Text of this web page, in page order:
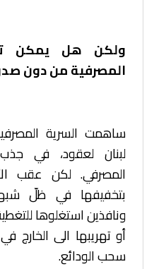
ولكن هل يمكن
المصرفية من دون
ساهمت السرية
لبنان لعقود، في جذب
المصرفي. لكن عقب
بتخفيفها في ظلّ
ونافذين استغلوها
أو تهريبها الى
سحب الودائع.